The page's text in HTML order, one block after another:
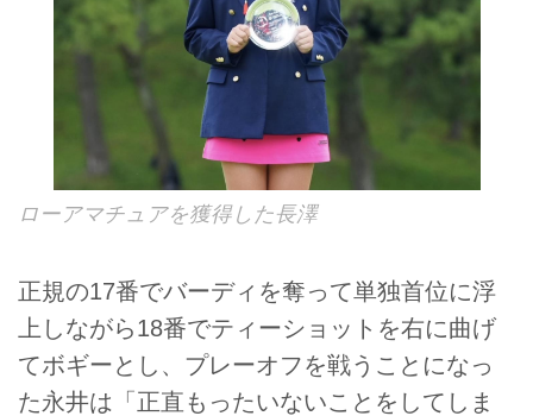
ローアマチュアを獲得した長澤
正規の17番でバーディを奪って単独首位に浮
上しながら18番でティーショットを右に曲げ
てボギーとし、プレーオフを戦うことになっ
た永井は「正直もったいないことをしてしま